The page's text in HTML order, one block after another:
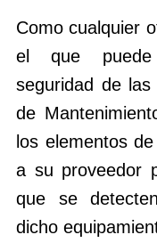
Como cualquier
el que puede
seguridad de
de
los elementos
a su proveedor
que se
dicho